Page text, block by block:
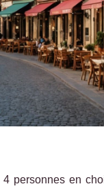
personnes en